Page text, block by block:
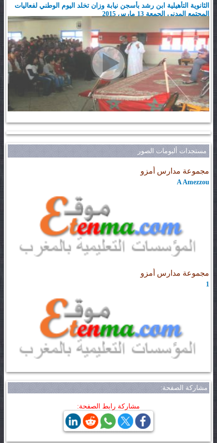
الثانوية التأهيلية ابن رشد بأسجن نيابة وزان تخلد اليوم الوطني لفعاليات
المجتمع المدني الجمعة 13 مارس 2015
مستجدات ألبومات الصور
مجموعة مدارس أمزو
A Amezzou
مجموعة مدارس أمزو
1
مشاركة الصفحة:
مشاركة رابط الصفحة: